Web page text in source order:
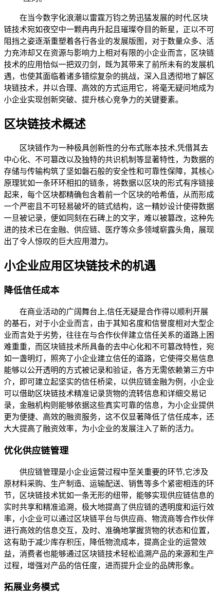
在当今数字化浪潮以雷霆万钧之势迅猛发展的时代,区块
链技术宛如夜空中一颗冉冉升起且璀璨夺目的新星，正以不可
阻挡之姿逐渐重塑着各行各业的发展版图，对于数量众多、活
力充沛却又在资源与影响力上相对有限的小企业而言，区块链
技术的应用恰似一把双刃剑，既为其带来了前所未有的发展机
遇，也使其面临着诸多错综复杂的挑战，深入且透彻地了解区
块链技术，并以合理、高效的方式运用它，将毫无疑问地成为
小企业实现创新突破、提升核心竞争力的关键要素。
区块链技术概述
区块链作为一种极具创新性的分布式账本技术,凭借其去
中心化、不可篡改以及独特的共识机制等显著特性，为数据的
存储与传输构筑了坚如磐石般的安全性和可靠性保障，其核心
原理犹如一条环环相扣的链条，将数据以区块的形式有序链接
起来，每个区块都精确包含着前一个区块的哈希值，从而形成
一个严密且不可轻易破坏的链式结构，这一精妙设计使得数据
一旦被记录，便如同刻在石碑上的文字，难以被篡改，这种先
进的技术已在金融、供应链、医疗等众多领域崭露头角，展现
出了令人惊叹的巨大应用潜力。
小企业应用区块链技术的机遇
降低信任成本
在商业活动的广阔舞台上,信任无疑是合作得以顺利开展
的基石，对于小企业而言，由于其知名度和信誉度相对大型企
业而言处于劣势，往往在与合作伙伴建立信任关系的道路上困
难重重，而区块链技术所具备的去中心化和不可篡改特性，宛
如一盏明灯，照亮了小企业建立信任的道路，它使得交易信息
能够以公开透明的方式被记录和验证，各方无需依赖第三方中
介，即可建立起坚实的信任桥梁，以供应链金融为例，小企业
可以借助区块链技术精准记录货物的流转信息和详细交易记
录，金融机构则能够依据这些真实可靠的信息，为小企业提供
更为便捷、高效的融资服务，这不仅显著降低了信任成本，还
大大提高了融资效率，为小企业的发展注入了新的活力。
优化供应链管理
供应链管理是小企业运营过程中至关重要的环节,它涉及
原材料采购、生产制造、运输配送、销售等多个紧密相连的环
节，区块链技术犹如一条无形的纽带，能够实现供应链信息的
实时共享和精准追溯，极大地提高了供应链的透明度和运行效
率，小企业可以通过区块链平台与供应商、物流商等合作伙伴
进行高效的信息交互，及时、准确地掌握货物的状态和位置，
这有助于减少库存积压，降低物流成本，提高企业的运营效
益，消费者也能够通过区块链技术轻松追溯产品的来源和生产
过程，增强对产品的信任度，进而提升企业的品牌形象。
拓展业务模式